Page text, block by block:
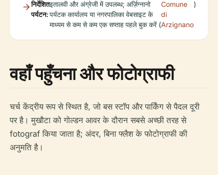
निर्देशित
पर्यटन:
इतालवी और अंग्रेजी में उपलब्ध; अर्ज़िग्नानो
पर्यटक कार्यालय या नगरपालिका वेबसाइट के
माध्यम से कम से कम एक सप्ताह पहले बुक करें (
Comune
di
Arzignano
)
वहाँ पहुँचना और फोटोग्राफी
चर्च केंद्रीय रूप से स्थित है, जो बस स्टॉप और पार्किंग से पैदल दूरी
पर है। मुखौटा को गोल्डन आवर के दौरान सबसे अच्छी तरह से
fotograf किया जाता है; अंदर, बिना फ्लैश के फोटोग्राफी की
अनुमति है।